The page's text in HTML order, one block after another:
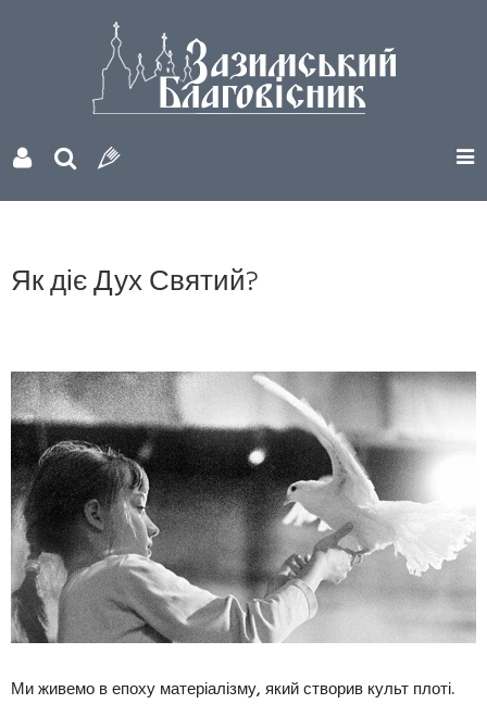
Як діє Дух Святий?
Ми живемо в епоху матеріалізму, який створив культ плоті.